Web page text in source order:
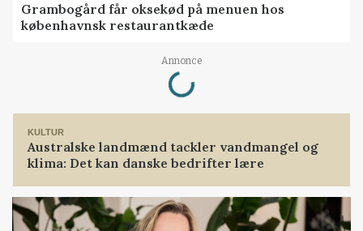
Grambogård får oksekød på menuen hos
københavnsk restaurantkæde
Annonce
Loading...
KULTUR
Australske landmænd tackler vandmangel og
klima: Det kan danske bedrifter lære